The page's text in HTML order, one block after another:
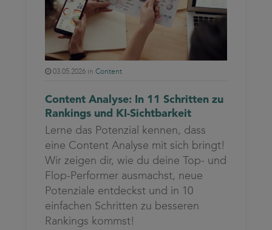
03.05.2026 in Content
Content Analyse: In 11 Schritten zu
Rankings und KI-Sichtbarkeit
Lerne das Potenzial kennen, dass
eine Content Analyse mit sich bringt!
Wir zeigen dir, wie du deine Top- und
Flop-Performer ausmachst, neue
Potenziale entdeckst und in 10
einfachen Schritten zu besseren
Rankings kommst!